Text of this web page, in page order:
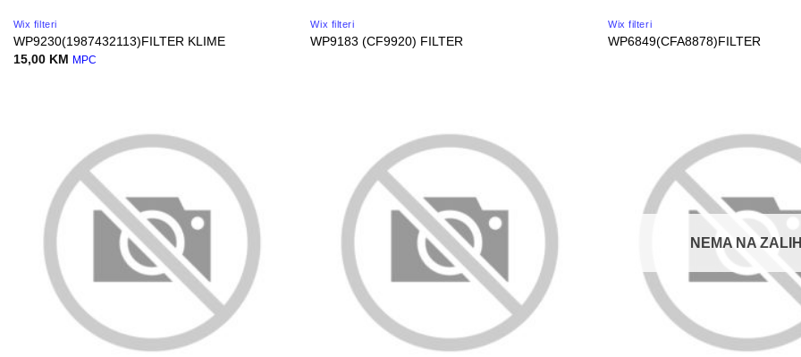
Wix filteri
WP9230(1987432113)FILTER KLIME
15,00 KM MPC
Wix filteri
WP9183 (CF9920) FILTER
Wix filteri
WP6849(CFA8878)FILTER
NEMA NA ZALIHI